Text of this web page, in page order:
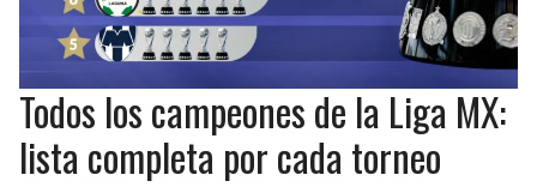
Todos los campeones de la Liga MX:
lista completa por cada torneo